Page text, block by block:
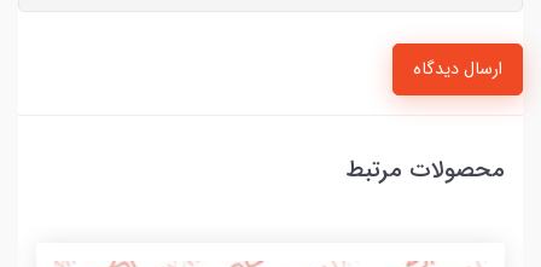
ارسال دیدگاه
محصولات مرتبط